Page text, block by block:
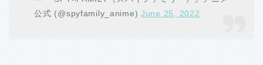
公式 (@spyfamily_anime)June 25, 2022